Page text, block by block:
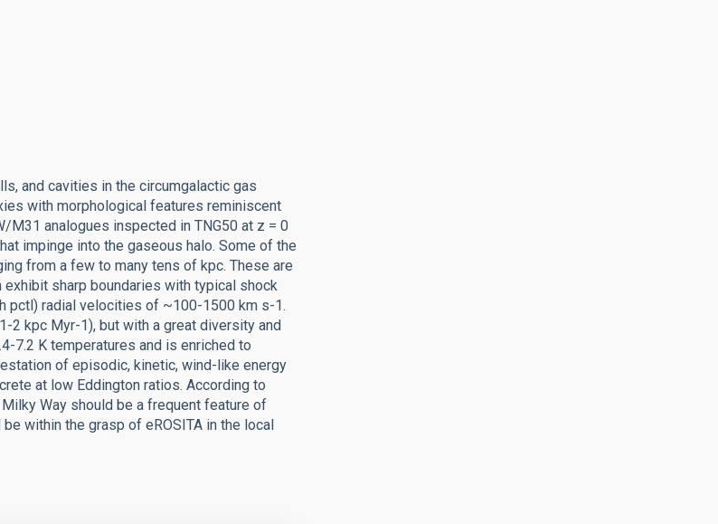
and cavities in the circumgalactic gas
with morphological features reminiscent
M31 analogues inspected in TNG50 at z = 0
impinge into the gaseous halo. Some of the
from a few to many tens of kpc. These are
sharp boundaries with typical shock
pctl) radial velocities of ~100-1500 km s-1.
2 kpc Myr-1), but with a great diversity and
7.2 K temperatures and is enriched to
of episodic, kinetic, wind-like energy
at low Eddington ratios. According to
Way should be a frequent feature of
within the grasp of eROSITA in the local